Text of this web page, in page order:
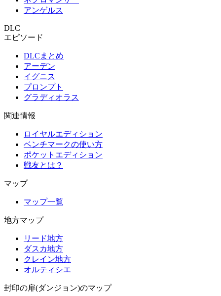
アンゲルス
DLC
エピソード
DLCまとめ
アーデン
イグニス
プロンプト
グラディオラス
関連情報
ロイヤルエディション
ベンチマークの使い方
ポケットエディション
戦友とは？
マップ
マップ一覧
地方マップ
リード地方
ダスカ地方
クレイン地方
オルティシエ
封印の扉(ダンジョン)のマップ